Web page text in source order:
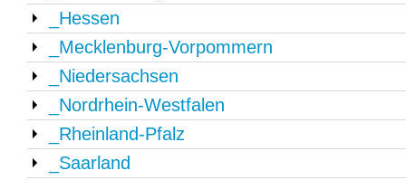
_Hessen
_Mecklenburg-Vorpommern
_Niedersachsen
_Nordrhein-Westfalen
_Rheinland-Pfalz
_Saarland